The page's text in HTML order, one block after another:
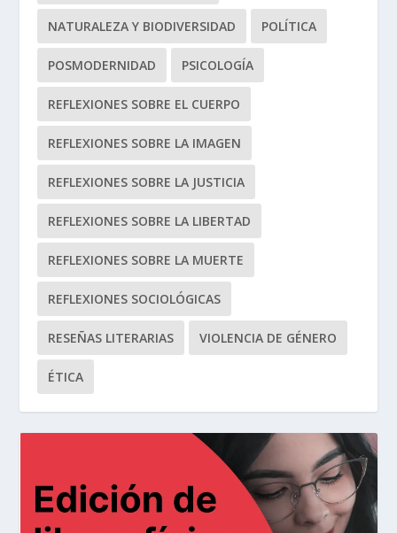
NATURALEZA Y BIODIVERSIDAD POLÍTICA
POSMODERNIDAD PSICOLOGÍA
REFLEXIONES SOBRE EL CUERPO
REFLEXIONES SOBRE LA IMAGEN
REFLEXIONES SOBRE LA JUSTICIA
REFLEXIONES SOBRE LA LIBERTAD
REFLEXIONES SOBRE LA MUERTE
REFLEXIONES SOCIOLÓGICAS
RESEÑAS LITERARIAS VIOLENCIA DE GÉNERO
ÉTICA